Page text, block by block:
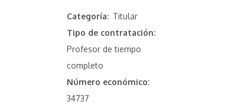
Categoría
Titular
Tipo de contratación
Profesor de tiempo
completo
Número económico
34737